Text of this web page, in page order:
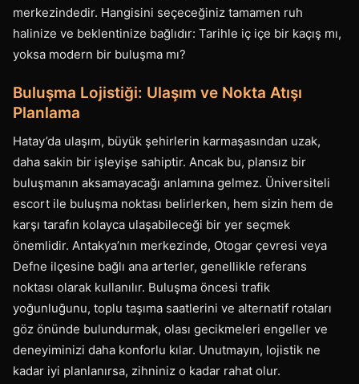
merkezindedir. Hangisini seçeceğiniz tamamen ruh
halinize ve beklentinize bağlıdır: Tarihle iç içe bir kaçış mı,
yoksa modern bir buluşma mı?
Buluşma Lojistiği: Ulaşım ve Nokta Atışı
Planlama
Hatay’da ulaşım, büyük şehirlerin karmaşasından uzak,
daha sakin bir işleyişe sahiptir. Ancak bu, plansız bir
buluşmanın aksamayacağı anlamına gelmez. Üniversiteli
escort ile buluşma noktası belirlerken, hem sizin hem de
karşı tarafın kolayca ulaşabileceği bir yer seçmek
önemlidir. Antakya’nın merkezinde, Otogar çevresi veya
Defne ilçesine bağlı ana arterler, genellikle referans
noktası olarak kullanılır. Buluşma öncesi trafik
yoğunluğunu, toplu taşıma saatlerini ve alternatif rotaları
göz önünde bulundurmak, olası gecikmeleri engeller ve
deneyiminizi daha konforlu kılar. Unutmayın, lojistik ne
kadar iyi planlanırsa, zihniniz o kadar rahat olur.